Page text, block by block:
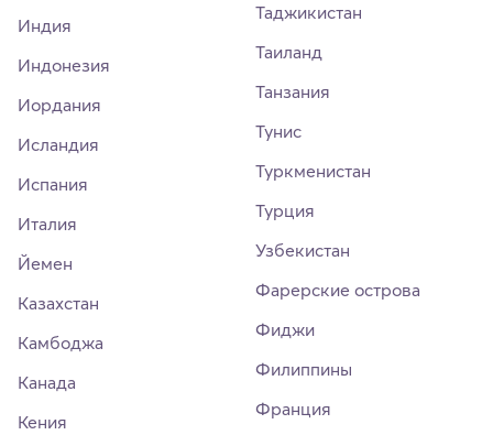
Индия
Индонезия
Иордания
Исландия
Испания
Италия
Йемен
Казахстан
Камбоджа
Канада
Кения
Таджикистан
Таиланд
Танзания
Тунис
Туркменистан
Турция
Узбекистан
Фарерские острова
Фиджи
Филиппины
Франция